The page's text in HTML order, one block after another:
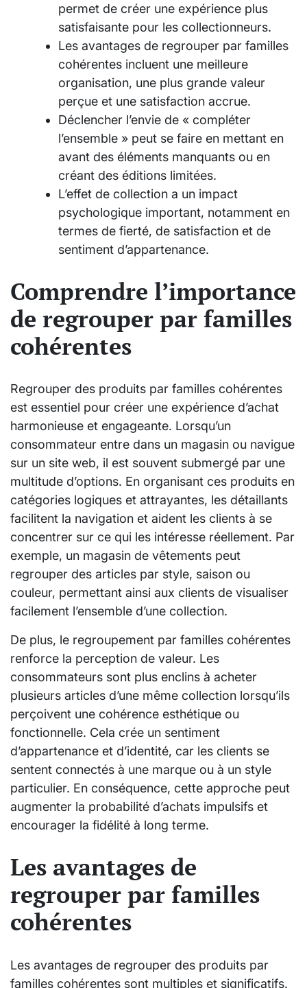
permet de créer une expérience plus
satisfaisante pour les collectionneurs.
Les avantages de regrouper par familles
cohérentes incluent une meilleure
organisation, une plus grande valeur
perçue et une satisfaction accrue.
Déclencher l’envie de « compléter
l’ensemble » peut se faire en mettant en
avant des éléments manquants ou en
créant des éditions limitées.
L’effet de collection a un impact
psychologique important, notamment en
termes de fierté, de satisfaction et de
sentiment d’appartenance.
Comprendre l’importance
de regrouper par familles
cohérentes
Regrouper des produits par familles cohérentes
est essentiel pour créer une expérience d’achat
harmonieuse et engageante. Lorsqu’un
consommateur entre dans un magasin ou navigue
sur un site web, il est souvent submergé par une
multitude d’options. En organisant ces produits en
catégories logiques et attrayantes, les détaillants
facilitent la navigation et aident les clients à se
concentrer sur ce qui les intéresse réellement. Par
exemple, un magasin de vêtements peut
regrouper des articles par style, saison ou
couleur, permettant ainsi aux clients de visualiser
facilement l’ensemble d’une collection.
De plus, le regroupement par familles cohérentes
renforce la perception de valeur. Les
consommateurs sont plus enclins à acheter
plusieurs articles d’une même collection lorsqu’ils
perçoivent une cohérence esthétique ou
fonctionnelle. Cela crée un sentiment
d’appartenance et d’identité, car les clients se
sentent connectés à une marque ou à un style
particulier. En conséquence, cette approche peut
augmenter la probabilité d’achats impulsifs et
encourager la fidélité à long terme.
Les avantages de
regrouper par familles
cohérentes
Les avantages de regrouper des produits par
familles cohérentes sont multiples et significatifs.